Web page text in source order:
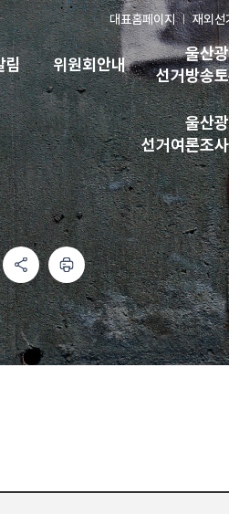
대표홈페이지 재외선
림 위원회안내
울산
선거방송
울산
선거여론조